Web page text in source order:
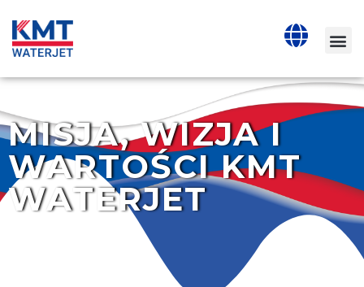
MISJA, WIZJA I
WARTOŚCI KMT
WATERJET